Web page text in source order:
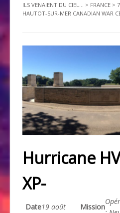
ILS VENAIENT DU CIEL... > FRANCE >
HAUTOT-SUR-MER CANADIAN WAR
Hurricane
XP-
Date19 août
Mission